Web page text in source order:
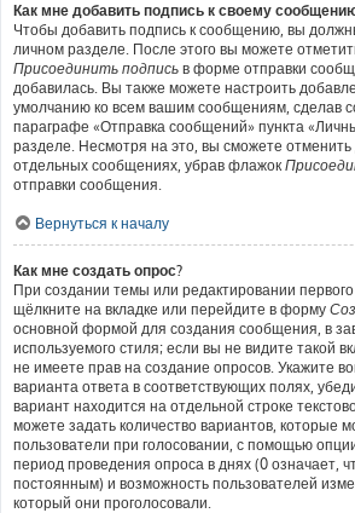
Как мне добавить подпись к своему
Чтобы добавить подпись к сообщению, вы
личном разделе. После этого вы можете
Присоединить подпись в форме отправки
добавилась. Вы также можете настроить
умолчанию ко всем вашим сообщениям, сделав
параграфе «Отправка сообщений» пункта
разделе. Несмотря на это, вы сможете
отдельных сообщениях, убрав флажок
отправки сообщения.
Вернуться к началу
Как мне создать опрос?
При создании темы или редактировании
щёлкните на вкладке или перейдите в форму
основной формой для создания сообщения, в
используемого стиля; если вы не видите такой
не имеете прав на создание опросов. Укажите
варианта ответа в соответствующих полях,
вариант находится на отдельной строке
можете задать количество вариантов, которые
пользователи при голосовании, с помощью
период проведения опроса в днях (0 означает,
постоянным) и возможность пользователей
который они проголосовали.